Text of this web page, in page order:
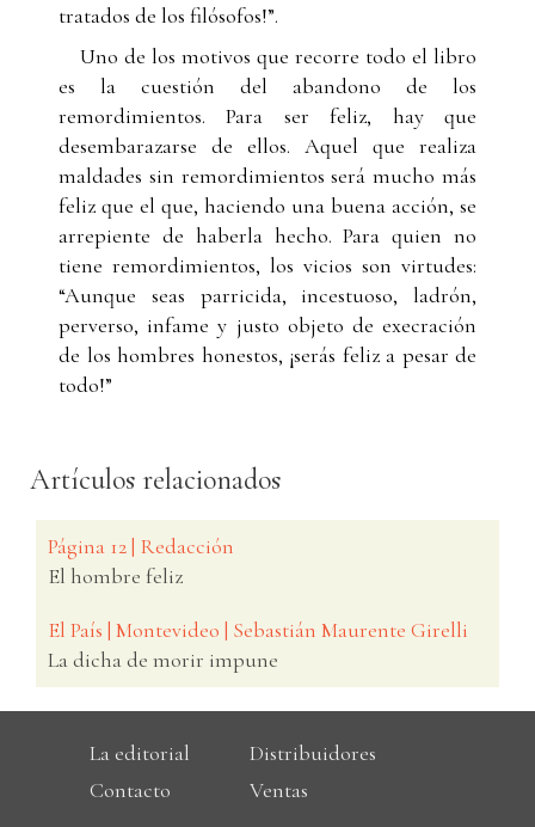
tratados de los filósofos!”.
Uno de los motivos que recorre todo el libro
es la cuestión del abandono de los
remordimientos. Para ser feliz, hay que
desembarazarse de ellos. Aquel que realiza
maldades sin remordimientos será mucho más
feliz que el que, haciendo una buena acción, se
arrepiente de haberla hecho. Para quien no
tiene remordimientos, los vicios son virtudes:
“Aunque seas parricida, incestuoso, ladrón,
perverso, infame y justo objeto de execración
de los hombres honestos, ¡serás feliz a pesar de
todo!”
Artículos relacionados
Página 12 | Redacción
El hombre feliz
El País | Montevideo | Sebastián Maurente Girelli
La dicha de morir impune
La editorial
Distribuidores
Contacto
Ventas